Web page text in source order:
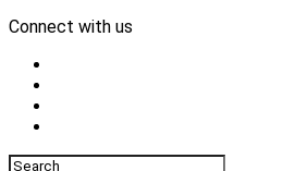
Connect with us